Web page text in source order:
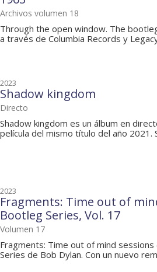
Archivos volumen 18
Through the open window. The
a través de Columbia Records y
2023
Shadow kingdom
Directo
Shadow kingdom es un álbum en
película del mismo título del año 2021.
2023
Fragments: Time out of
Bootleg Series, Vol. 17
Volumen 17
Fragments: Time out of mind
Series de Bob Dylan. Con un nuevo